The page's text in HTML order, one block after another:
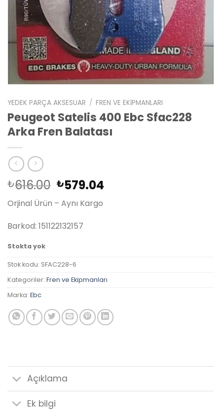
YEDEK PARÇA AKSESUAR / FREN VE EKIPMANLARI
Peugeot Satelis 400 Ebc Sfac228
Arka Fren Balatası
₺616.00 Orijinal
fiyat:
₺616.00.
₺579.04
Orjinal Ürün – Aynı Kargo
Barkod: 151122132157
Stokta yok
Stok kodu: SFAC228-6
Kategoriler: Fren ve Ekipmanları
Marka: Ebc
Açıklama
Ek bilgi